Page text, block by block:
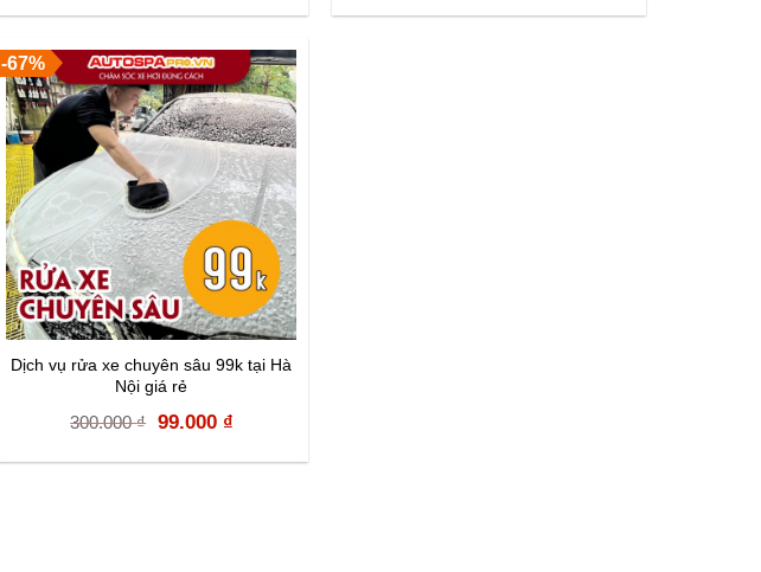
-67%
Dịch vụ rửa xe chuyên sâu 99k tại Hà
Nội giá rẻ
300.000₫ Original
99.000 ₫Current